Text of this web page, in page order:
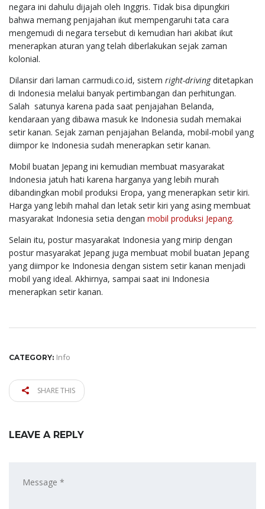
negara ini dahulu dijajah oleh Inggris. Tidak bisa dipungkiri
bahwa memang penjajahan ikut mempengaruhi tata cara
mengemudi di negara tersebut di kemudian hari akibat ikut
menerapkan aturan yang telah diberlakukan sejak zaman
kolonial.
Dilansir dari laman carmudi.co.id, sistem right-drivingditetapkan
di Indonesia melalui banyak pertimbangan dan perhitungan.
Salah satunya karena pada saat penjajahan Belanda,
kendaraan yang dibawa masuk ke Indonesia sudah memakai
setir kanan. Sejak zaman penjajahan Belanda, mobil-mobil yang
diimpor ke Indonesia sudah menerapkan setir kanan.
Mobil buatan Jepang ini kemudian membuat masyarakat
Indonesia jatuh hati karena harganya yang lebih murah
dibandingkan mobil produksi Eropa, yang menerapkan setir kiri.
Harga yang lebih mahal dan letak setir kiri yang asing membuat
masyarakat Indonesia setia dengan mobil produksi Jepang.
Selain itu, postur masyarakat Indonesia yang mirip dengan
postur masyarakat Jepang juga membuat mobil buatan Jepang
yang diimpor ke Indonesia dengan sistem setir kanan menjadi
mobil yang ideal. Akhirnya, sampai saat ini Indonesia
menerapkan setir kanan.
CATEGORY: Info
SHARE THIS
LEAVE A REPLY